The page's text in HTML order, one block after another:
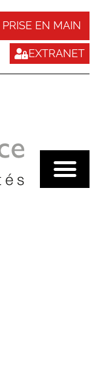
PRISE EN MAIN
EXTRANET